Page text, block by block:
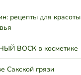
рецепты для красоты
ВОСК в косметике
Сакской грязи